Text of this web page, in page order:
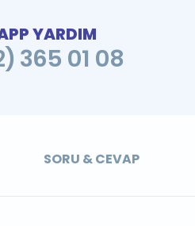
YARDIM
365 01 08
SORU & CEVAP